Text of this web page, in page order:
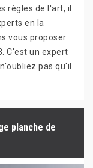
règles de l'art, il
en la
vous proposer
C'est un expert
pas qu'il
planche de